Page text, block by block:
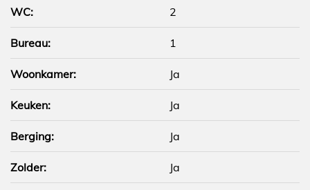
WC: 2
Bureau: 1
Woonkamer: Ja
Keuken: Ja
Berging: Ja
Zolder: Ja